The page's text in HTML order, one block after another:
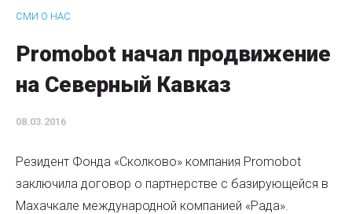
СМИ О НАС
Promobot начал продвижение
на Северный Кавказ
08.03.2016
Резидент Фонда «Сколково» компания Promobot
заключила договор о партнерстве с базирующейся в
Махачкале международной компанией «Рада».